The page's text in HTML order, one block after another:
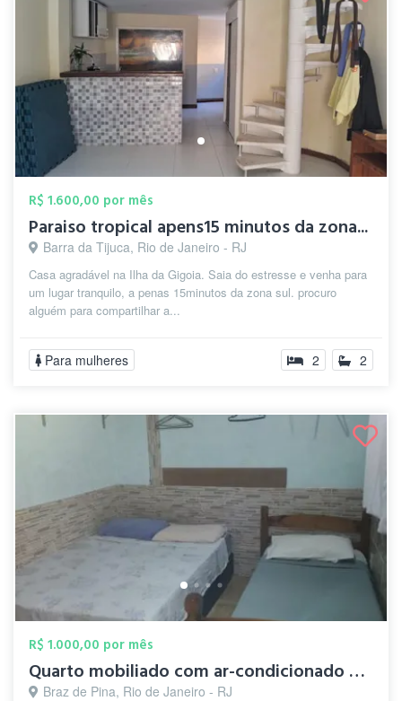
R$ 1.600,00 por mês
Paraiso tropical apens15 minutos da zona...
Barra da Tijuca, Rio de Janeiro - RJ
Casa agradável na Ilha da Gigoia. Saia do estresse e venha para
um lugar tranquilo, a penas 15minutos da zona sul. procuro
alguém para compartilhar a...
Para mulheres 2 2
R$ 1.000,00 por mês
Quarto mobiliado com ar-condicionado e W...
Braz de Pina, Rio de Janeiro - RJ